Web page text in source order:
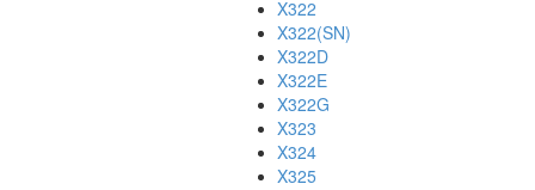
X322
X322(SN)
X322D
X322E
X322G
X323
X324
X325